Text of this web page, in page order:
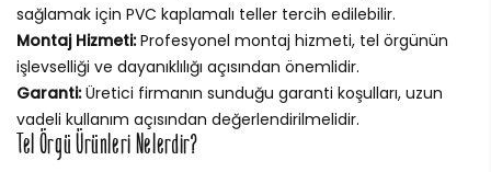
sağlamak için PVC kaplamalı teller tercih edilebilir.
Montaj Hizmeti:Profesyonel montaj hizmeti, tel örgünün
işlevselliği ve dayanıklılığı açısından önemlidir.
Garanti:Üretici firmanın sunduğu garanti koşulları, uzun
vadeli kullanım açısından değerlendirilmelidir.
Tel Örgü Ürünleri Nelerdir?